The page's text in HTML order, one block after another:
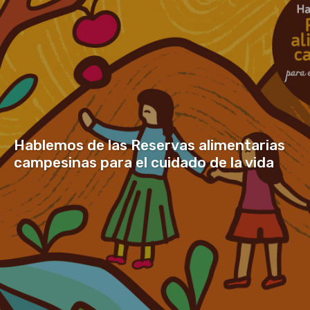
Hablemos de las Reservas alimentarias
campesinas para el cuidado de la vida